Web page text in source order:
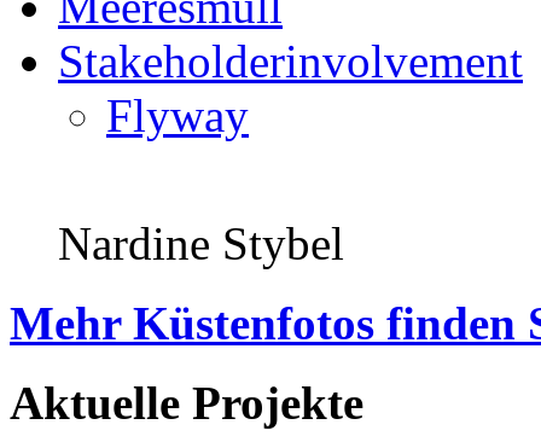
Stakeholderinvolvement
Flyway
Nardine Stybel
Mehr Küstenfotos finden
Aktuelle Projekte